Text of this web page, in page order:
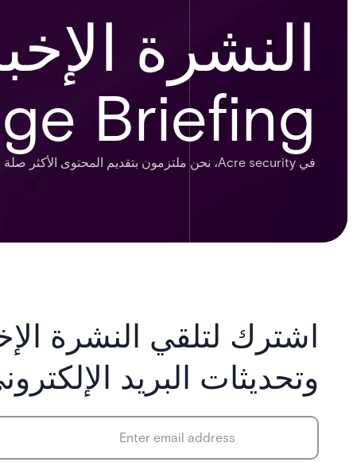
النشرة
Briefing
في Acre security، نحن ملتزمون بتقديم المحتوى الأكثر صلة وفائدة لشركائنا وعملائنا الكرام.
اشترك لتلقي النشرة
وتحديثات البريد